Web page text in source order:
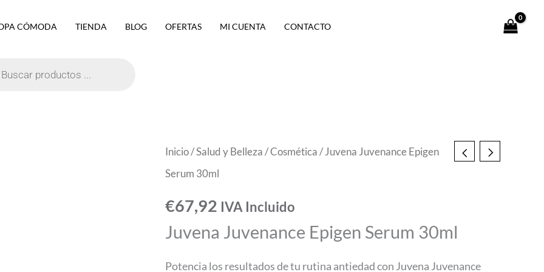
CÓMODA TIENDA BLOG OFERTAS MI CUENTA CONTACTO
Inicio/Salud y Belleza /Cosmética / Juvena Juvenance Epigen
Serum 30ml
€67,92 IVA Incluido
Juvena Juvenance Epigen Serum 30ml
Potencia los resultados de tu rutina antiedad con Juvena Juvenance
Juvena
Juvenance
Serum
30ml
cantidad